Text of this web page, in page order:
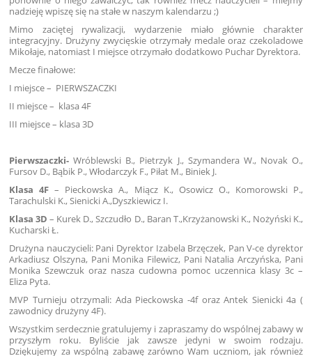
nadzieję wpiszę się na stałe w naszym kalendarzu ;)
Mimo zaciętej rywalizacji, wydarzenie miało głównie charakter
integracyjny. Drużyny zwycięskie otrzymały medale oraz czekoladowe
Mikołaje, natomiast I miejsce otrzymało dodatkowo Puchar Dyrektora.
Mecze finałowe:
I miejsce – PIERWSZACZKI
II miejsce – klasa 4F
III miejsce – klasa 3D
Pierwszaczki- Wróblewski B., Pietrzyk J., Szymandera W., Novak O.,
Fursov D., Bąbik P., Włodarczyk F., Piłat M., Biniek J.
Klasa 4F – Pieckowska A., Miącz K., Osowicz O., Komorowski P.,
Tarachulski K., Sienicki A.,Dyszkiewicz I.
Klasa 3D – Kurek D., Szczudło D., Baran T.,Krzyżanowski K., Nożyński K.,
Kucharski Ł.
Drużyna nauczycieli: Pani Dyrektor Izabela Brzęczek, Pan V-ce dyrektor
Arkadiusz Olszyna, Pani Monika Filewicz, Pani Natalia Arczyńska, Pani
Monika Szewczuk oraz nasza cudowna pomoc uczennica klasy 3c –
Eliza Pyta.
MVP Turnieju otrzymali: Ada Pieckowska -4f oraz Antek Sienicki 4a (
zawodnicy drużyny 4F).
Wszystkim serdecznie gratulujemy i zapraszamy do wspólnej zabawy w
przyszłym roku. Byliście jak zawsze jedyni w swoim rodzaju.
Dziękujemy za wspólną zabawę zarówno Wam uczniom, jak również